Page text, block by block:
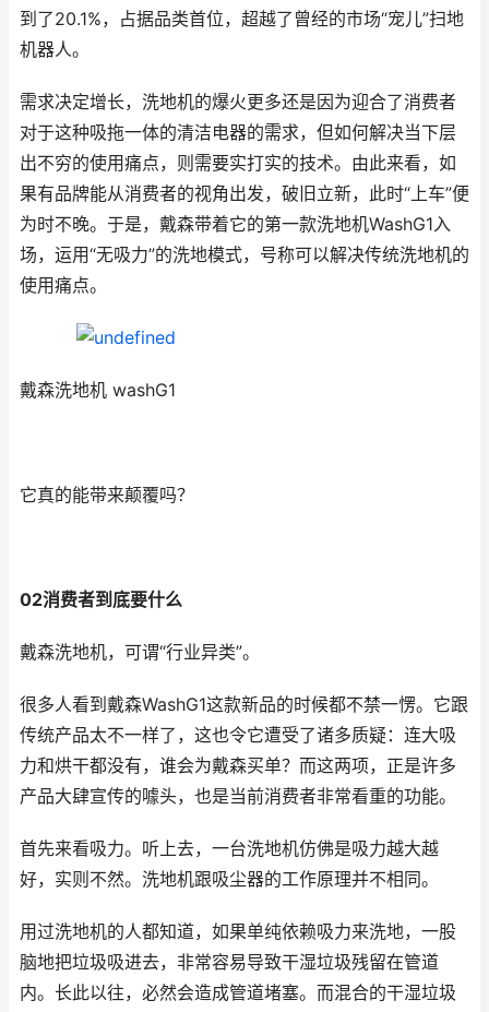
到了20.1%，占据品类首位，超越了曾经的市场“宠儿”扫地
机器人。
需求决定增长，洗地机的爆火更多还是因为迎合了消费者
对于这种吸拖一体的清洁电器的需求，但如何解决当下层
出不穷的使用痛点，则需要实打实的技术。由此来看，如
果有品牌能从消费者的视角出发，破旧立新，此时“上车”便
为时不晚。于是，戴森带着它的第一款洗地机WashG1入
场，运用“无吸力”的洗地模式，号称可以解决传统洗地机的
使用痛点。
戴森洗地机 washG1
它真的能带来颠覆吗？
02消费者到底要什么
戴森洗地机，可谓“行业异类”。
很多人看到戴森WashG1这款新品的时候都不禁一愣。它跟
传统产品太不一样了，这也令它遭受了诸多质疑：连大吸
力和烘干都没有，谁会为戴森买单？而这两项，正是许多
产品大肆宣传的噱头，也是当前消费者非常看重的功能。
首先来看吸力。听上去，一台洗地机仿佛是吸力越大越
好，实则不然。洗地机跟吸尘器的工作原理并不相同。
用过洗地机的人都知道，如果单纯依赖吸力来洗地，一股
脑地把垃圾吸进去，非常容易导致干湿垃圾残留在管道
内。长此以往，必然会造成管道堵塞。而混合的干湿垃圾